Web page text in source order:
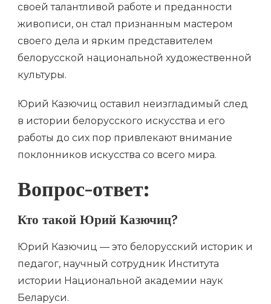
своей талантливой работе и преданности
живописи, он стал признанным мастером
своего дела и ярким представителем
белорусской национальной художественной
культуры.
Юрий Казючиц оставил неизгладимый след
в истории белорусского искусства и его
работы до сих пор привлекают внимание
поклонников искусства со всего мира.
Вопрос-ответ:
Кто такой Юрий Казючиц?
Юрий Казючиц — это белорусский историк и
педагог, научный сотрудник Института
истории Национальной академии наук
Беларуси.